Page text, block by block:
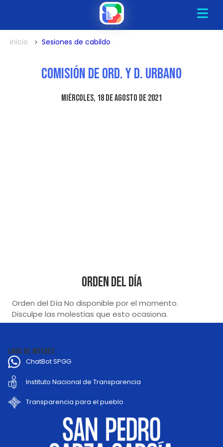
Inicio Sesiones de cabildo
Comisión de Ord. y D. Urbano
miércoles, 18 de agosto de 2021
Orden del Día
Orden del Día No disponible por el momento.
Disculpe las molestias que esto ocasiona.
LIGAS DE INTERÉS
ChatBot SPGG
Instituto Nacional de Transparencia
Transparencia para el pueblo